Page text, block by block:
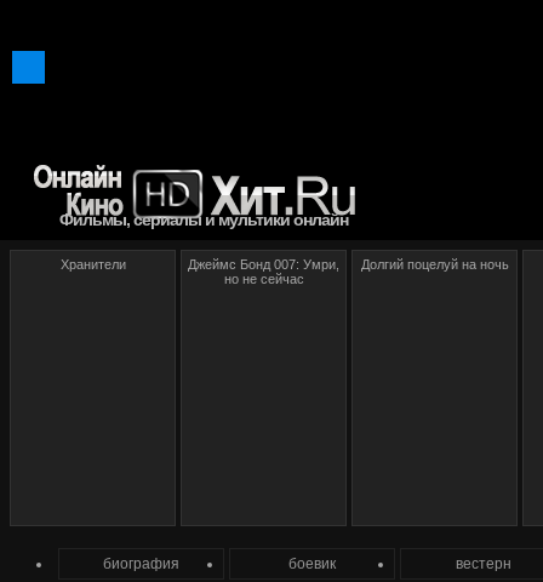
Фильмы, сериалы и мультики онлайн
биография боевик вестерн
Хранители
Джеймс Бонд 007: Умри,
но не сейчас
Долгий поцелуй на ночь